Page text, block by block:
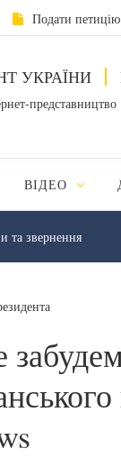
Подати петицію
УКРАЇНИ
представництво
ВІДЕО
та звернення